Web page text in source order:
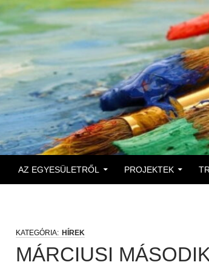
AZ EGYESÜLETRŐL
PROJEKTEK
HÍREK
MÁRCIUSI